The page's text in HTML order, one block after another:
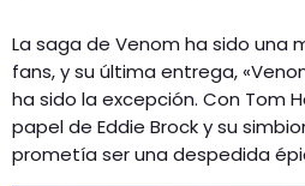
La saga de Venom ha sido una
fans, y su última entrega,
ha sido la excepción. Con Tom
papel de Eddie Brock y su
prometía ser una despedida